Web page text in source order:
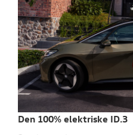
Den 100% elektriske ID.3